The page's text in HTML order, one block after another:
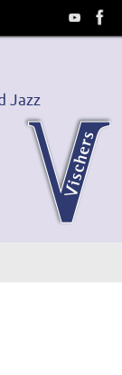
Jazz